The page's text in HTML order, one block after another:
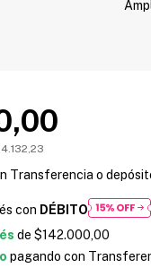
Transferencia o
con DÉBITO
de $142.000,00
pagando con